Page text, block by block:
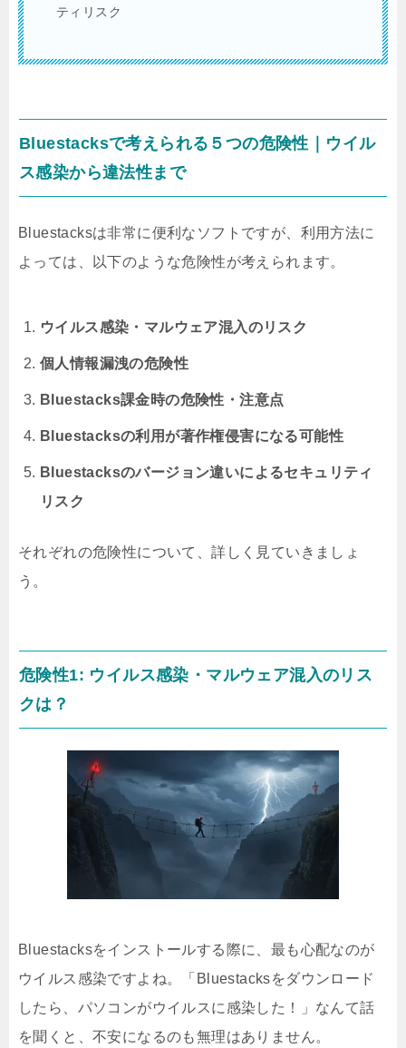
ティリスク
Bluestacksで考えられる５つの危険性｜ウイル
ス感染から違法性まで
Bluestacksは非常に便利なソフトですが、利用方法に
よっては、以下のような危険性が考えられます。
ウイルス感染・マルウェア混入のリスク
個人情報漏洩の危険性
Bluestacks課金時の危険性・注意点
Bluestacksの利用が著作権侵害になる可能性
Bluestacksのバージョン違いによるセキュリティ
リスク
それぞれの危険性について、詳しく見ていきましょ
う。
危険性1: ウイルス感染・マルウェア混入のリス
クは？
Bluestacksをインストールする際に、最も心配なのが
ウイルス感染ですよね。「Bluestacksをダウンロード
したら、パソコンがウイルスに感染した！」なんて話
を聞くと、不安になるのも無理はありません。